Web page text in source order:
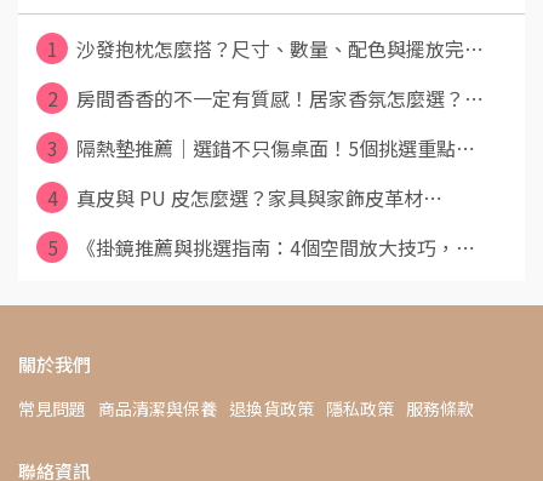
1
沙發抱枕怎麼搭？尺寸、數量、配色與擺放完⋯
2
房間香香的不一定有質感！居家香氛怎麼選？⋯
3
隔熱墊推薦｜選錯不只傷桌面！5個挑選重點⋯
4
真皮與 PU 皮怎麼選？家具與家飾皮革材⋯
5
《掛鏡推薦與挑選指南：4個空間放大技巧，⋯
關於我們
常見問題 商品清潔與保養 退換貨政策 隱私政策 服務條款
聯絡資訊